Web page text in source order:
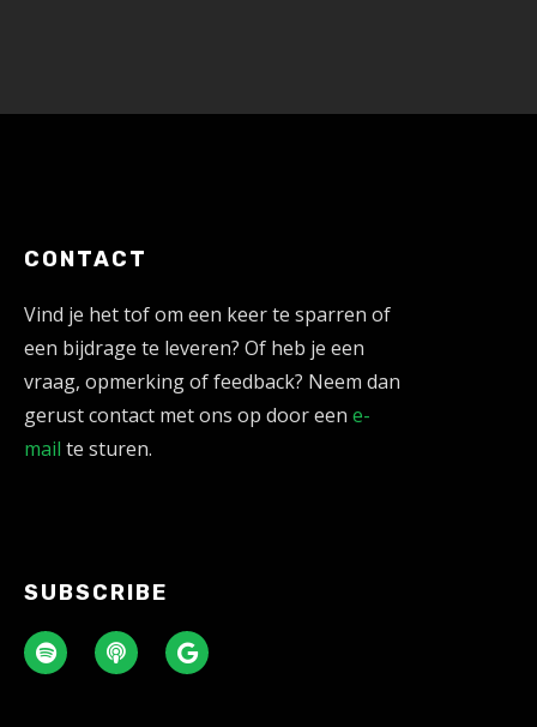
CONTACT
Vind je het tof om een keer te sparren of
een bijdrage te leveren? Of heb je een
vraag, opmerking of feedback? Neem dan
gerust contact met ons op door een e-
mail te sturen.
SUBSCRIBE